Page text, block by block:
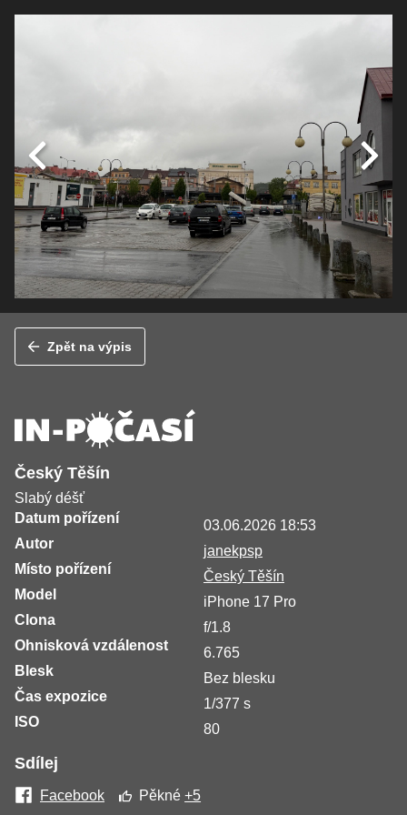
Zpět na výpis
Český Těšín
Slabý déšť
Datum pořízení
03.06.2026 18:53
Autor
janekpsp
Místo pořízení
Český Těšín
Model
iPhone 17 Pro
Clona
f/1.8
Ohnisková vzdálenost
6.765
Blesk
Bez blesku
Čas expozice
1/377 s
ISO
80
Sdílej
Facebook Pěkné+5